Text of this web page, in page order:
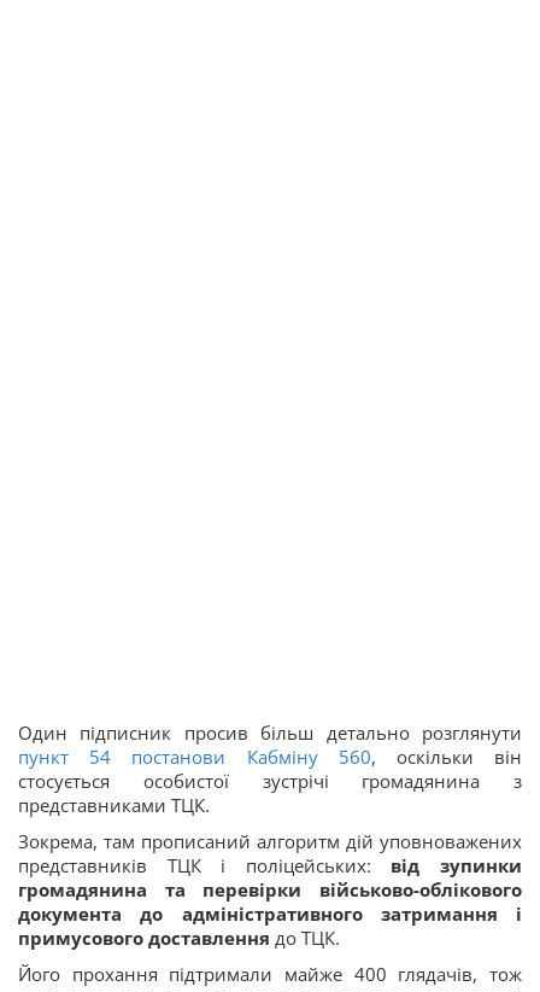
Один підписник просив більш детально розглянути
пункт 54 постанови Кабміну 560, оскільки він
стосується особистої зустрічі громадянина з
представниками ТЦК.
Зокрема, там прописаний алгоритм дій уповноважених
представників ТЦК і поліцейських: від зупинки
громадянина та перевірки військово-облікового
документа до адміністративного затримання і
примусового доставлення до ТЦК.
Його прохання підтримали майже 400 глядачів, тож